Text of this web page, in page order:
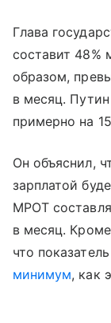
Глава
составит 48%
образом,
в месяц.
примерно на
Он объяснил,
зарплатой
МРОТ
в месяц.
что
минимум, как